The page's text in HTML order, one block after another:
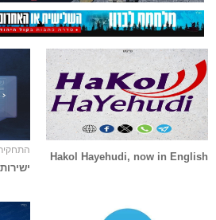
Hakol Hayehudi, now in English